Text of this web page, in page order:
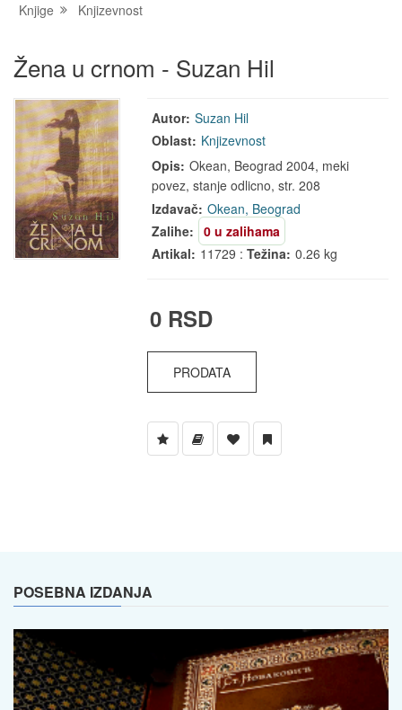
Knjige Knjizevnost
Žena u crnom - Suzan Hil
Autor: Suzan Hil
Oblast: Knjizevnost
Opis: Okean, Beograd 2004, meki
povez, stanje odlicno, str. 208
Izdavač: Okean, Beograd
Zalihe:
0 u zalihama
Artikal: 11729 :Težina: 0.26 kg
0 RSD
PRODATA
POSEBNA IZDANJA